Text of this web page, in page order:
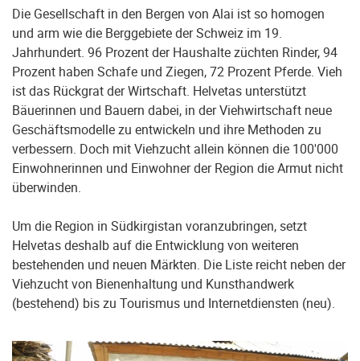
Die Gesellschaft in den Bergen von Alai ist so homogen
und arm wie die Berggebiete der Schweiz im 19.
Jahrhundert. 96 Prozent der Haushalte züchten Rinder, 94
Prozent haben Schafe und Ziegen, 72 Prozent Pferde. Vieh
ist das Rückgrat der Wirtschaft. Helvetas unterstützt
Bäuerinnen und Bauern dabei, in der Viehwirtschaft neue
Geschäftsmodelle zu entwickeln und ihre Methoden zu
verbessern. Doch mit Viehzucht allein können die 100'000
Einwohnerinnen und Einwohner der Region die Armut nicht
überwinden.
Um die Region in Südkirgistan voranzubringen, setzt
Helvetas deshalb auf die Entwicklung von weiteren
bestehenden und neuen Märkten. Die Liste reicht neben der
Viehzucht von Bienenhaltung und Kunsthandwerk
(bestehend) bis zu Tourismus und Internetdiensten (neu).